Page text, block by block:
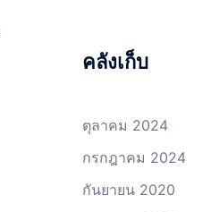
คลังเก็บ
ตุลาคม 2024
กรกฎาคม 2024
กันยายน 2020